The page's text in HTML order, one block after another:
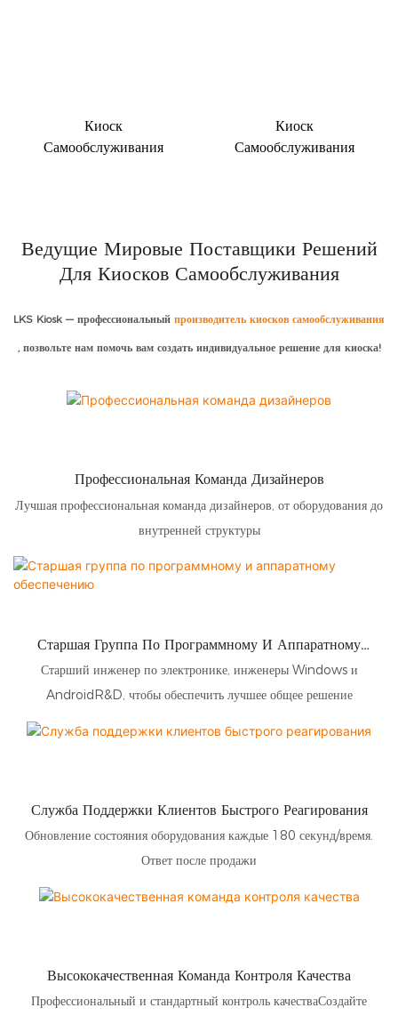
Киоск
Самообслуживания
Киоск
Самообслуживания
Ведущие Мировые Поставщики Решений
Для Киосков Самообслуживания
LKS Kiosk — профессиональный производитель киосков самообслуживания
, позвольте нам помочь вам создать индивидуальное решение для киоска!
Профессиональная Команда Дизайнеров
Лучшая профессиональная команда дизайнеров, от оборудования до
внутренней структуры
Старшая Группа По Программному И Аппаратному
Обеспечению
Старший инженер по электронике, инженеры Windows и
AndroidR&D, чтобы обеспечить лучшее общее решение
Служба Поддержки Клиентов Быстрого Реагирования
Обновление состояния оборудования каждые 180 секунд/время.
Ответ после продажи
Высококачественная Команда Контроля Качества
Профессиональный и стандартный контроль качестваСоздайте